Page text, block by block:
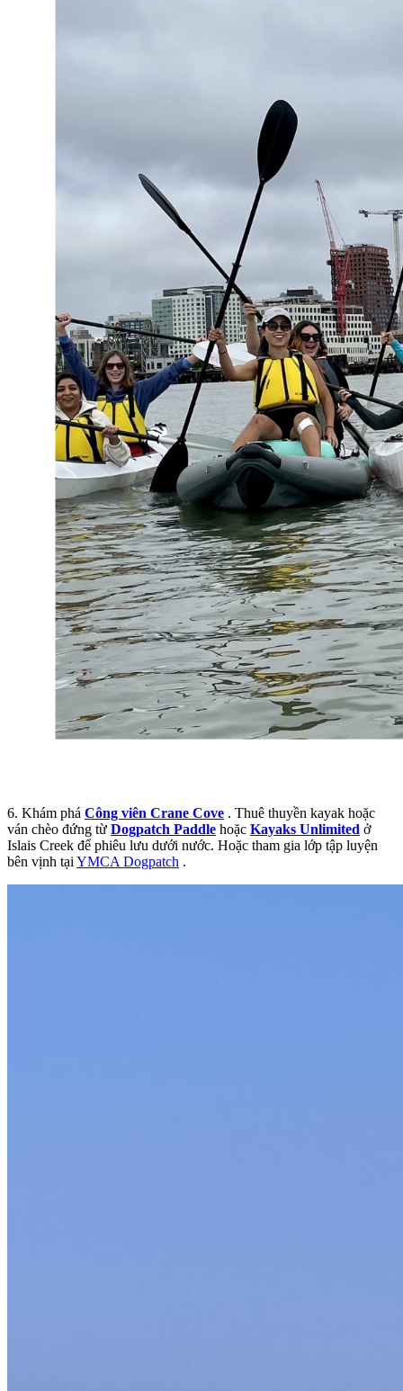
6. Khám phá Công viên Crane Cove . Thuê thuyền kayak hoặc
ván chèo đứng từ Dogpatch Paddle hoặc Kayaks Unlimited ở
Islais Creek để phiêu lưu dưới nước. Hoặc tham gia lớp tập luyện
bên vịnh tại YMCA Dogpatch .